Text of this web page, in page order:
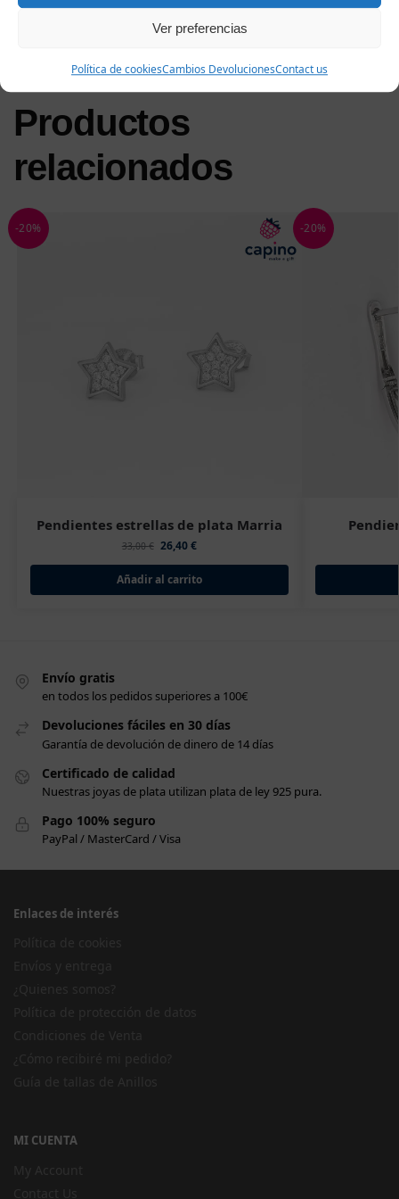
Ver preferencias
Política de cookiesCambios DevolucionesContact us
atemporal. Los aros Antonietta te llegarán en una lujosa caja
de regalo y un certificado de calidad de la plata.
Productos
relacionados
-20%
Pendientes estrellas de plata Marria
33,00€ 26,40€
Añadir al carrito
-20%
Envío gratis
en todos los pedidos superiores a 100€
Devoluciones fáciles en 30 días
Garantía de devolución de dinero de 14 días
Certificado de calidad
Nuestras joyas de plata utilizan plata de ley 925 pura.
Pago 100% seguro
PayPal / MasterCard / Visa
Enlaces de interés
MI CUENTA